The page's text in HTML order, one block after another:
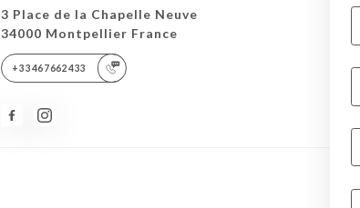
3 Place de la Chapelle Neuve
34000 Montpellier France
+33467662433